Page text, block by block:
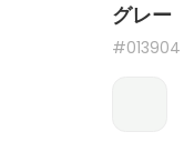
グレー
#013904